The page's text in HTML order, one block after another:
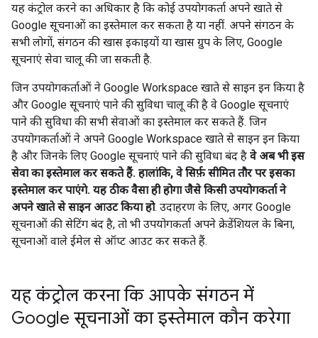
यह कंट्रोल करने का अधिकार है कि कोई उपयोगकर्ता अपने खाते से
Google सूचनाओं का इस्तेमाल कर सकता है या नहीं. अपने संगठन के
सभी लोगों, संगठन की खास इकाइयों या खास ग्रुप के लिए, Google
सूचनाएं सेवा चालू की जा सकती है.
जिन उपयोगकर्ताओं ने Google Workspace खाते से साइन इन किया है
और Google सूचनाएं पाने की सुविधा चालू की है वे Google सूचनाएं
पाने की सुविधा की सभी सेवाओं का इस्तेमाल कर सकते हैं. जिन
उपयोगकर्ताओं ने अपने Google Workspace खाते से साइन इन किया
है और जिनके लिए Google सूचनाएं पाने की सुविधा बंद है वे अब भी इस
सेवा का इस्तेमाल कर सकते हैं. हालांकि, वे सिर्फ़ सीमित तौर पर इसका
इस्तेमाल कर पाएंगे. यह ठीक वैसा ही होगा जैसे किसी उपयोगकर्ता ने
अपने खाते से साइन आउट किया हो. उदाहरण के लिए, अगर Google
सूचनाओं की सेटिंग बंद है, तो भी उपयोगकर्ता अपने क्रेडेंशियल के बिना,
सूचनाओं वाले ईमेल से ऑप्ट आउट कर सकते हैं.
यह कंट्रोल करना कि आपके संगठन में
Google सूचनाओं का इस्तेमाल कौन करेगा